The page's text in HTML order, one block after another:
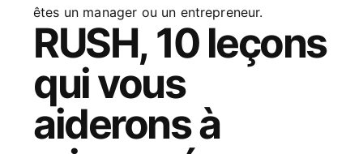
êtes un manager ou un entrepreneur.
RUSH, 10 leçons
qui vous
aiderons à